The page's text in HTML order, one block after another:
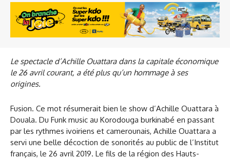
Le spectacle d’Achille Ouattara dans la capitale économique
le 26 avril courant, a été plus qu’un hommage à ses
origines.
Fusion. Ce mot résumerait bien le show d’Achille Ouattara à
Douala. Du Funk music au Korodouga burkinabé en passant
par les rythmes ivoiriens et camerounais, Achille Ouattara a
servi une belle décoction de sonorités au public de l’Institut
français, le 26 avril 2019. Le fils de la région des Hauts-